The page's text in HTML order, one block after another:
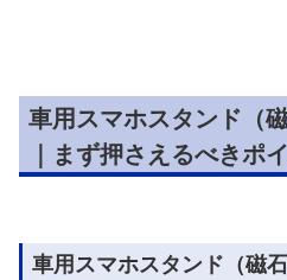
車用スマホスタンド（
｜まず押さえるべきポ
車用スマホスタンド（磁